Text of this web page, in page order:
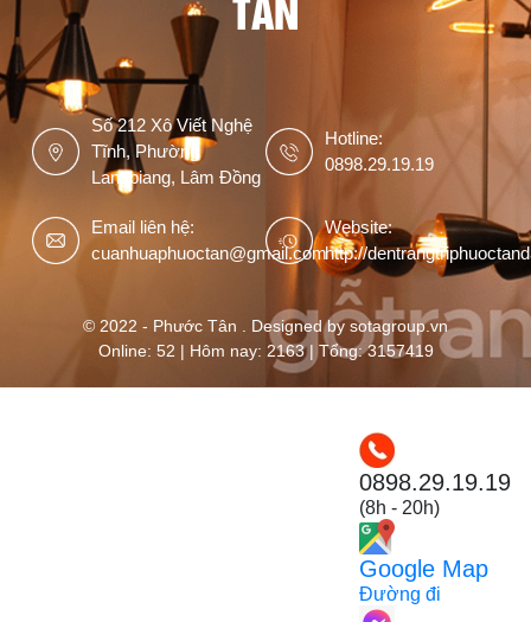
Số 212 Xô Viết Nghệ
Tĩnh, Phường
Langbiang, Lâm Đồng
Hotline:
0898.29.19.19
Email liên hệ:
cuanhuaphuoctan@gmail.com
Website:
http://
© 2022 - Phước Tân . Designed by sotagroup.vn
Online: 52 | Hôm nay: 2163 | Tổng: 3157419
0898.29.19.19
(8h - 20h)
Google Map
Đường đi